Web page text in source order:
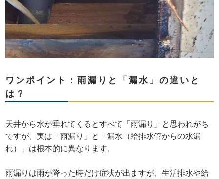
ワンポイント：雨漏りと「漏水」の違いと
は？
天井から水が垂れてくるとすべて「雨漏り」と思われがち
ですが、実は「雨漏り」と「漏水（給排水管からの水漏
れ）」は根本的に異なります。
雨漏りは雨が降った時だけ症状が出ますが、生活排水や給